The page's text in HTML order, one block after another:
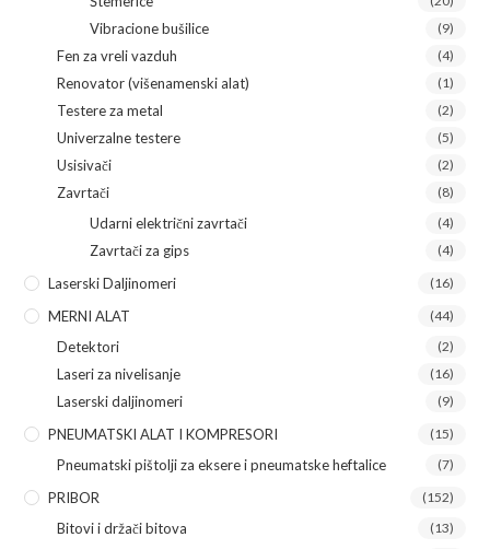
Vibracione bušilice (9)
Fen za vreli vazduh (4)
Renovator (višenamenski alat) (1)
Testere za metal (2)
Univerzalne testere (5)
Usisivači (2)
Zavrtači (8)
Udarni električni zavrtači (4)
Zavrtači za gips (4)
Laserski Daljinomeri (16)
MERNI ALAT (44)
Detektori (2)
Laseri za nivelisanje (16)
Laserski daljinomeri (9)
PNEUMATSKI ALAT I KOMPRESORI (15)
Pneumatski pištolji za eksere i pneumatske heftalice (7)
PRIBOR (152)
Bitovi i držači bitova (13)